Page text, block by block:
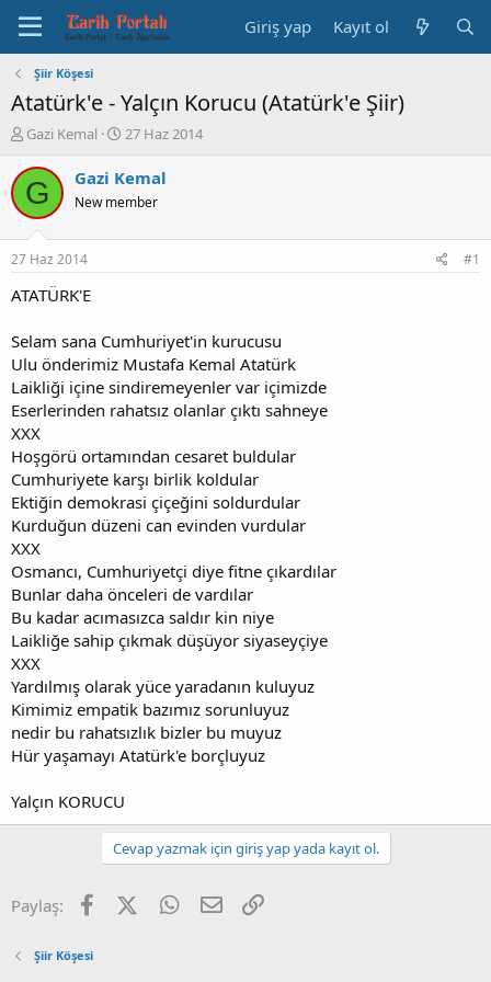
Giriş yap Kayıt ol
Şiir Köşesi
Atatürk'e - Yalçın Korucu (Atatürk'e Şiir)
K
n
b
u
u
b
a
a
t
a
n
Gazi Kemal
B
ş
a
r
i
h
i
27 Haz 2014
G Gazi Kemal
New member
27 Haz 2014 #1
ATATÜRK'E
Selam sana Cumhuriyet'in kurucusu
Ulu önderimiz Mustafa Kemal Atatürk
Laikliği içine sindiremeyenler var içimizde
Eserlerinden rahatsız olanlar çıktı sahneye
XXX
Hoşgörü ortamından cesaret buldular
Cumhuriyete karşı birlik koldular
Ektiğin demokrasi çiçeğini soldurdular
Kurduğun düzeni can evinden vurdular
XXX
Osmancı, Cumhuriyetçi diye fitne çıkardılar
Bunlar daha önceleri de vardılar
Bu kadar acımasızca saldır kin niye
Laikliğe sahip çıkmak düşüyor siyaseyçiye
XXX
Yardılmış olarak yüce yaradanın kuluyuz
Kimimiz empatik bazımız sorunluyuz
nedir bu rahatsızlık bizler bu muyuz
Hür yaşamayı Atatürk'e borçluyuz
Yalçın KORUCU
Cevap yazmak için giriş yap yada kayıt ol.
Paylaş: FacebookX (Twitter)WhatsApp
E-posta
Şiir Köşesi